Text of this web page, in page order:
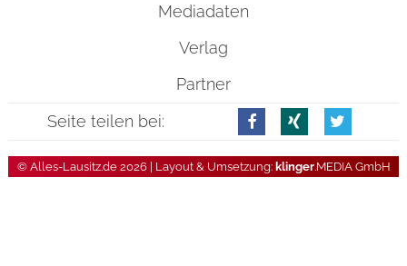
Mediadaten
Verlag
Partner
Seite teilen bei:
© Alles-Lausitz.de 2026 | Layout & Umsetzung: klinger.MEDIA GmbH